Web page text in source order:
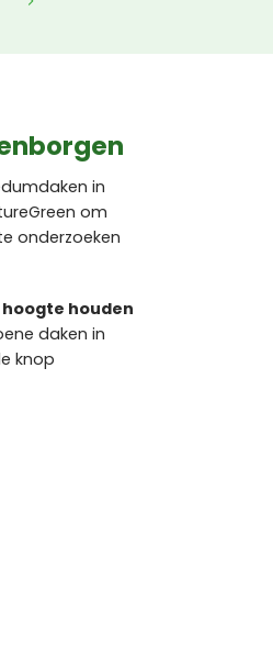
in
om
onderzoeken
hoogte houden
daken in
knop